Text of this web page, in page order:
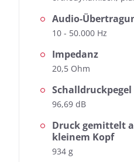
Audio-
10 - 50.000 Hz
Impedanz
20,5 Ohm
Schalldruckpegel
96,69 dB
Druck gemittelt
kleinem Kopf
934 g